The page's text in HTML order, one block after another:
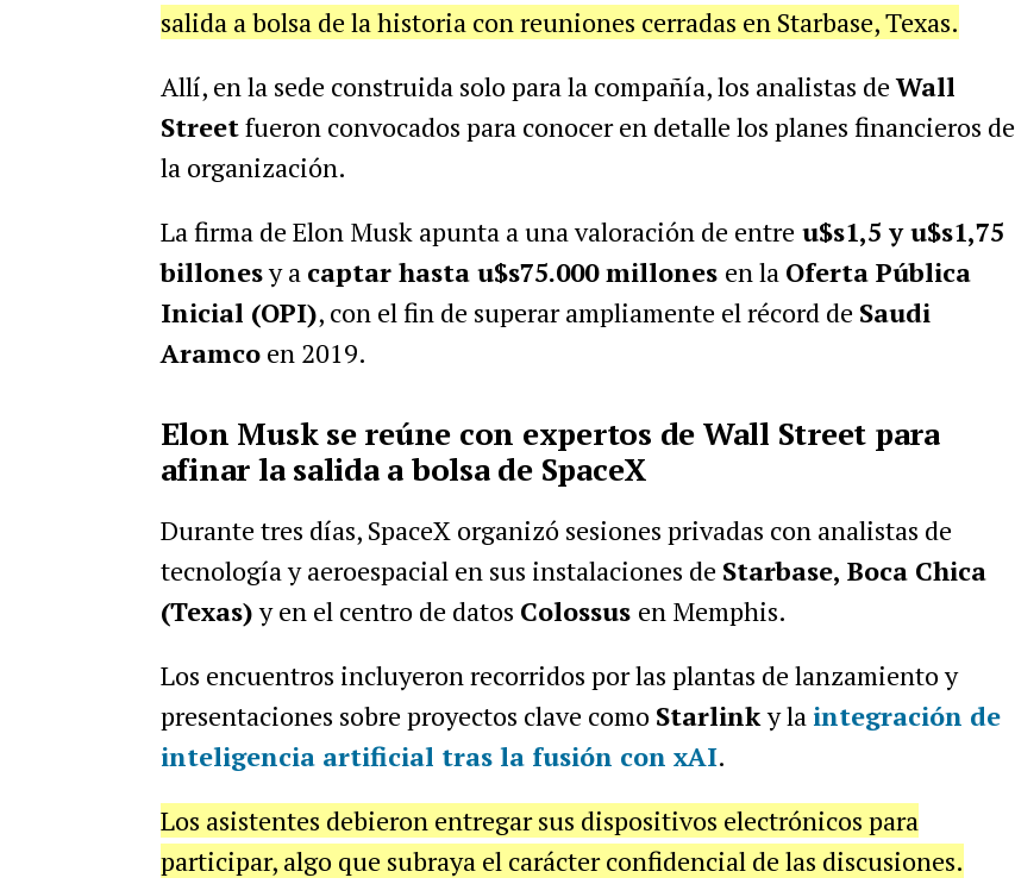
salida a bolsa de la historia con reuniones cerradas en Starbase, Texas.
Allí, en la sede construida solo para la compañía, los analistas deWall
Streetfueron convocados para conocer en detalle los planes financieros de
la organización.
La firma de Elon Musk apunta a una valoración de entre u$s1,5 y u$s1,75
billonesy a captar hasta u$s75.000 millones en la Oferta Pública
Inicial (OPI), con el fin de superar ampliamente el récord de Saudi
Aramcoen 2019.
Elon Musk se reúne con expertos de Wall Street para
afinar la salida a bolsa de SpaceX
Durante tres días, SpaceX organizó sesiones privadas con analistas de
tecnología y aeroespacial en sus instalaciones de Starbase, Boca Chica
(Texas)y en el centro de datos Colossus en Memphis.
Los encuentros incluyeron recorridos por las plantas de lanzamiento y
presentaciones sobre proyectos clave como Starlinky la integración de
inteligencia artificial tras la fusión con xAI.
Los asistentes debieron entregar sus dispositivos electrónicos para
participar, algo que subraya el carácter confidencial de las discusiones.